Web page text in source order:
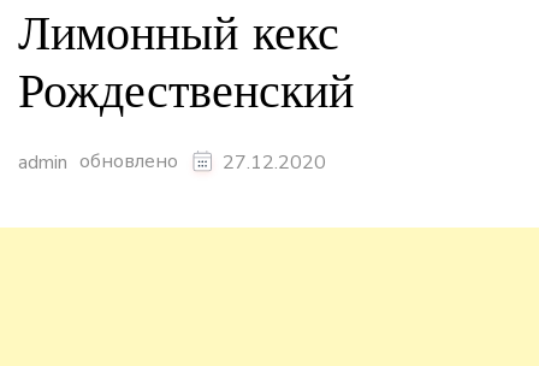
Лимонный кекс
Рождественский
admin обновлено 27.12.2020